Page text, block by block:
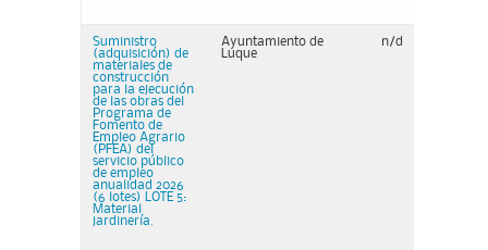
Suministro
(adquisición) de
materiales de
construcción
para la ejecución
de las obras del
Programa de
Fomento de
Empleo Agrario
(PFEA) del
servicio público
de empleo
anualidad 2026
(6 lotes) LOTE 5:
Material
jardinería.
Ayuntamiento de
Luque
n/d